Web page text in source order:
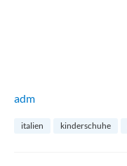
adm
italien kinderschuhe